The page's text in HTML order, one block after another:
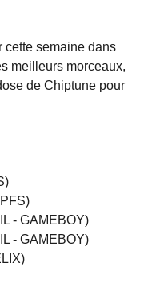
cette semaine dans
meilleurs morceaux,
de Chiptune pour
- GAMEBOY)
- GAMEBOY)